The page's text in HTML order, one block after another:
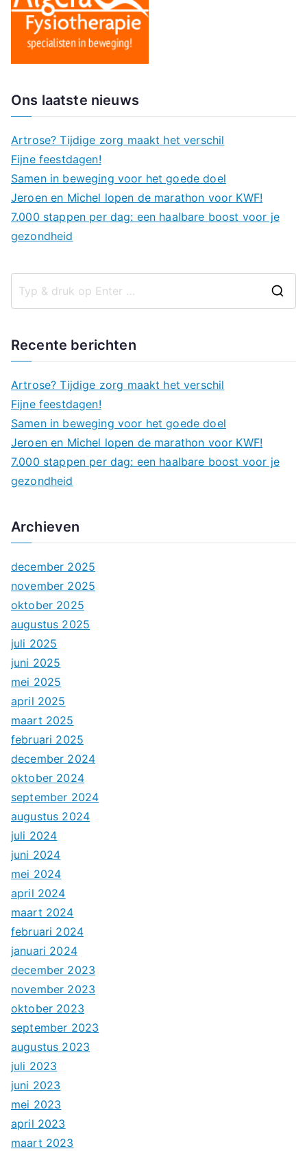
Ons laatste nieuws
Artrose? Tijdige zorg maakt het verschil
Fijne feestdagen!
Samen in beweging voor het goede doel
Jeroen en Michel lopen de marathon voor KWF!
7.000 stappen per dag: een haalbare boost voor je
gezondheid
Recente berichten
Artrose? Tijdige zorg maakt het verschil
Fijne feestdagen!
Samen in beweging voor het goede doel
Jeroen en Michel lopen de marathon voor KWF!
7.000 stappen per dag: een haalbare boost voor je
gezondheid
Archieven
december 2025
november 2025
oktober 2025
augustus 2025
juli 2025
juni 2025
mei 2025
april 2025
maart 2025
februari 2025
december 2024
oktober 2024
september 2024
augustus 2024
juli 2024
juni 2024
mei 2024
april 2024
maart 2024
februari 2024
januari 2024
december 2023
november 2023
oktober 2023
september 2023
augustus 2023
juli 2023
juni 2023
mei 2023
april 2023
maart 2023